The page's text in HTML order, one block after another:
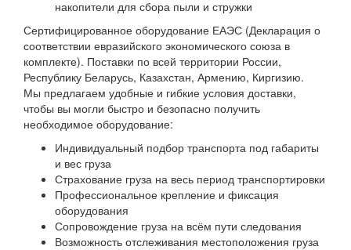
накопители для сбора пыли и стружки
Сертифицированное оборудование ЕАЭС (Декларация о
соответствии евразийского экономического союза в
комплекте). Поставки по всей территории России,
Республику Беларусь, Казахстан, Армению, Киргизию.
Мы предлагаем удобные и гибкие условия доставки,
чтобы вы могли быстро и безопасно получить
необходимое оборудование:
Индивидуальный подбор транспорта под габариты
и вес груза
Страхование груза на весь период транспортировки
Профессиональное крепление и фиксация
оборудования
Сопровождение груза на всём пути следования
Возможность отслеживания местоположения груза